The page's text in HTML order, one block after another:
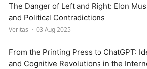
The Danger of Left and Right: Elon
and Political Contradictions
Veritas 03 Aug 2025
From the Printing Press to ChatGPT:
and Cognitive Revolutions in the